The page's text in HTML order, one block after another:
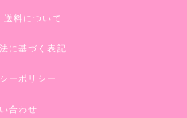
送料について
に基づく表記
ーポリシー
合わせ